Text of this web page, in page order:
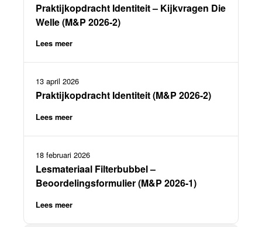
Praktijkopdracht Identiteit – Kijkvragen Die
Welle (M&P 2026-2)
Lees meer
13 april 2026
Praktijkopdracht Identiteit (M&P 2026-2)
Lees meer
18 februari 2026
Lesmateriaal Filterbubbel –
Beoordelingsformulier (M&P 2026-1)
Lees meer